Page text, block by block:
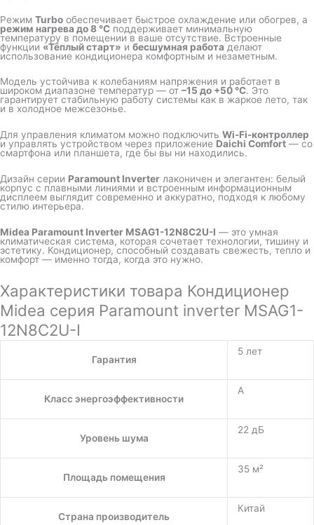
Режим Turbo обеспечивает быстрое охлаждение или обогрев, а
режим нагрева до 8 °C поддерживает минимальную
температуру в помещении в ваше отсутствие. Встроенные
функции «Тёплый старт» и бесшумная работа делают
использование кондиционера комфортным и незаметным.
Модель устойчива к колебаниям напряжения и работает в
широком диапазоне температур — от –15 до +50 °C. Это
гарантирует стабильную работу системы как в жаркое лето, так
и в холодное межсезонье.
Для управления климатом можно подключить Wi-Fi-контроллер
и управлять устройством через приложение Daichi Comfort — со
смартфона или планшета, где бы вы ни находились.
Дизайн серии Paramount Inverter лаконичен и элегантен: белый
корпус с плавными линиями и встроенным информационным
дисплеем выглядит современно и аккуратно, подходя к любому
стилю интерьера.
Midea Paramount Inverter MSAG1-12N8C2U-I — это умная
климатическая система, которая сочетает технологии, тишину и
эстетику. Кондиционер, способный создавать свежесть, тепло и
комфорт — именно тогда, когда это нужно.
Характеристики товара Кондиционер
Midea серия Paramount inverter MSAG1-
12N8C2U-I
Гарантия
5 лет
Класс энергоэффективности
A
Уровень шума
22 дБ
Площадь помещения
35 м²
Страна производитель
Китай